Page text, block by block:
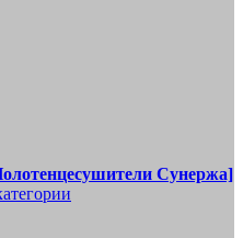
Сунержа]